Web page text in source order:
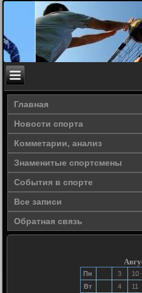
Главная
Новости спорта
Комметарии, анализ
Знаменитые спортсмены
События в спорте
Все записи
Обратная связь
Пн 3 10
Вт
4 11